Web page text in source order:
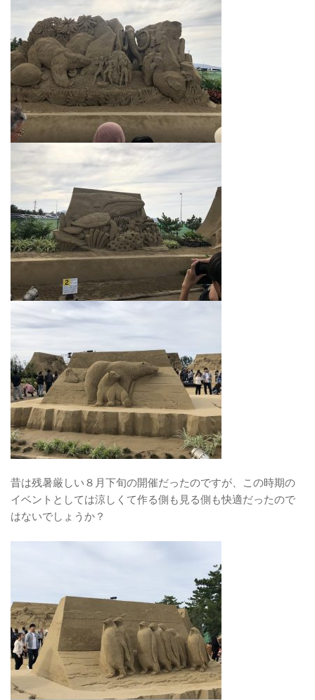
昔は残暑厳しい８月下旬の開催だったのですが、この時期の
イベントとしては涼しくて作る側も見る側も快適だったので
はないでしょうか？